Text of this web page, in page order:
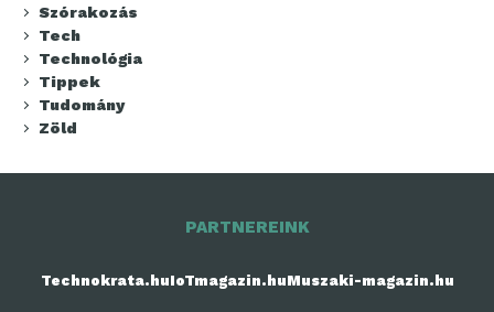
Szórakozás
Tech
Technológia
Tippek
Tudomány
Zöld
PARTNEREINK
Technokrata.huIoTmagazin.huMuszaki-magazin.hu